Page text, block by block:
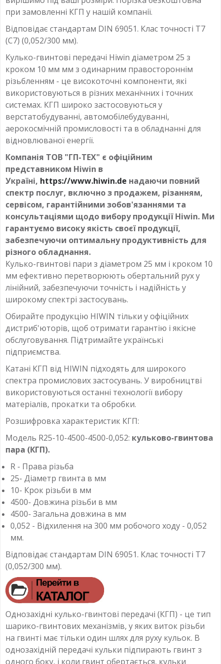
при замовленні КГП у нашій компанії.
Відповідає стандартам DIN 69051. Клас точності T7
(С7) (0,052/300 мм).
Кулько-гвинтові передачі Hiwin діаметром 25 з
кроком 10 мм мм з одинарним правостороннім
різьбленням - це високоточні компоненти, які
використовуються в різних механічних і точних
системах. КГП широко застосовуються у
верстатобудуванні, автомобілебудуванні,
аерокосмічній промисловості та в обладнанні для
відновлюваної енергії.
Компанія ТОВ "ГП-ТЕХ" є офіційним
представником Hiwin в
Україні, https://www.hiwin.de надаючи повний
спектр послуг, включно з продажем, різанням,
сервісом, гарантійними зобов'язаннями та
консультаціями щодо вибору продукції Hiwin. Ми
гарантуємо високу якість своєї продукції,
забезпечуючи оптимальну продуктивність для
різного обладнання.
Кулько-гвинтові пари з діаметром 25 мм і кроком 10
мм ефективно перетворюють обертальний рух у
лінійний, забезпечуючи точність і надійність у
широкому спектрі застосувань.
Обирайте продукцію HIWIN тільки у офіційних
дистриб'юторів, щоб отримати гарантію і якісне
обслуговування. Підтримайте українські
підприємства.
Катані КГП від HIWIN підходять для широкого
спектра промислових застосувань. У виробництві
використовуються останні технології вибору
матеріалів, прокатки та обробки.
Розшифровка характеристик КГП:
Модель R25-10-4500-4500-0,052: кульково-гвинтова
пара (КГП).
R - Права різьба
25- Діаметр гвинта в мм
10- Крок різьби в мм
4500- Довжина різьби в мм
4500- Загальна довжина в мм
0,052 - Відхилення на 300 мм робочого ходу - 0,052
мм.
Відповідає стандартам DIN 69051. Клас точності T7
(0,052/300 мм).
Однозахідні кулько-гвинтові передачі (КГП) - це тип
шарико-гвинтових механізмів, у яких виток різьби
на гвинті має тільки один шлях для руху кульок. В
однозахідній передачі кульки підпирають гвинт з
одного боку, і коли гвинт обертається, кульки